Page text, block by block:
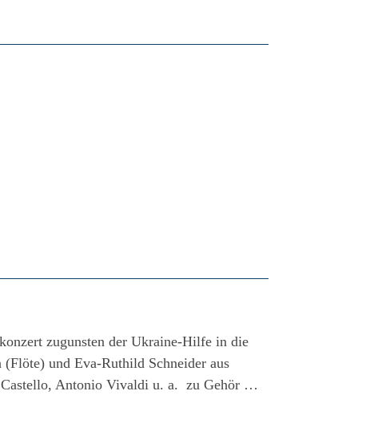
zugunsten der Ukraine-Hilfe in die
und Eva-Ruthild Schneider aus
Castello, Antonio Vivaldi u. a. zu Gehör …